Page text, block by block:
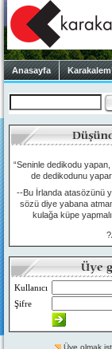
Anasayfa
“Seninle dedikodu
de dedikodunu
--Bu İrlanda atasözünü
sözü diye yabana
kulağa küpe yapmalı.
Kullanıcı
Şifre
Üye olmak